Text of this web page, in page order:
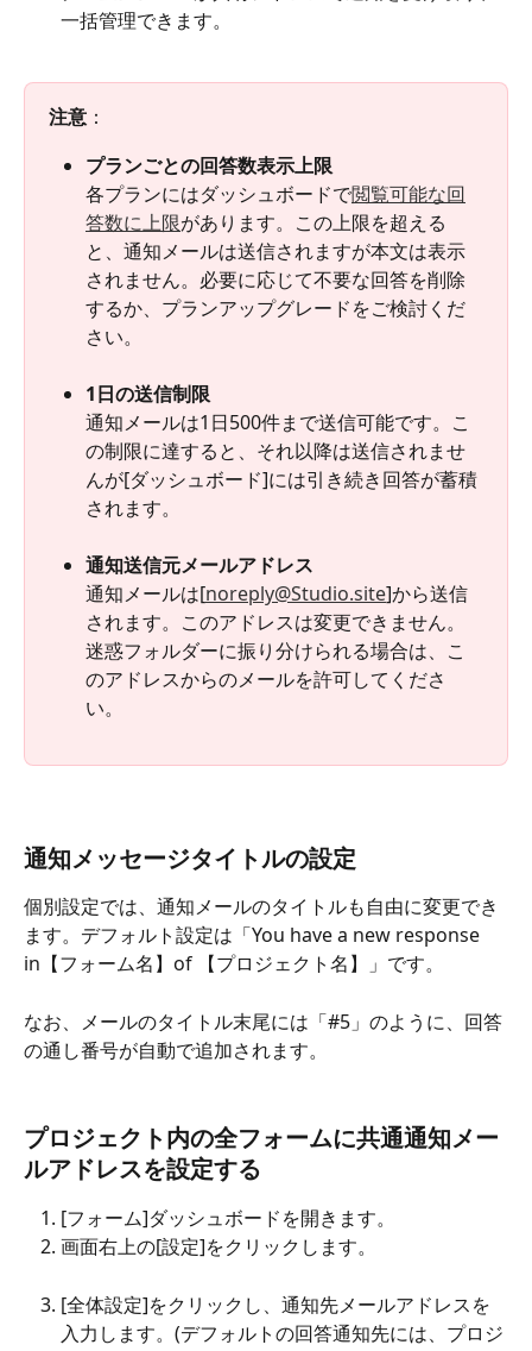
一括管理できます。
注意 ：
プランごとの回答数表示上限
各プランにはダッシュボードで閲覧可能な回
答数に上限があります。この上限を超える
と、通知メールは送信されますが本文は表示
されません。必要に応じて不要な回答を削除
するか、プランアップグレードをご検討くだ
さい。
1日の送信制限
通知メールは1日500件まで送信可能です。こ
の制限に達すると、それ以降は送信されませ
んが[ダッシュボード]には引き続き回答が蓄積
されます。
通知送信元メールアドレス
通知メールは[noreply@Studio.site]から送信
されます。このアドレスは変更できません。
迷惑フォルダーに振り分けられる場合は、こ
のアドレスからのメールを許可してくださ
い。
通知メッセージタイトルの設定
個別設定では、通知メールのタイトルも自由に変更でき
ます。デフォルト設定は「You have a new response
in【フォーム名】of 【プロジェクト名】」です。
なお、メールのタイトル末尾には「#5」のように、回答
の通し番号が自動で追加されます。
プロジェクト内の全フォームに共通通知メー
ルアドレスを設定する
[フォーム]ダッシュボードを開きます。
画面右上の[設定]をクリックします。
[全体設定]をクリックし、通知先メールアドレスを
入力します。(デフォルトの回答通知先には、プロジ